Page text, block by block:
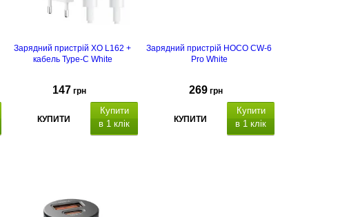
Зарядний пристрій XO L162 +
кабель Type-C White
147 грн
КУПИТИ
Купити
в 1 клік
Зарядний пристрій HOCO CW-6
Pro White
269 грн
КУПИТИ
Купити
в 1 клік